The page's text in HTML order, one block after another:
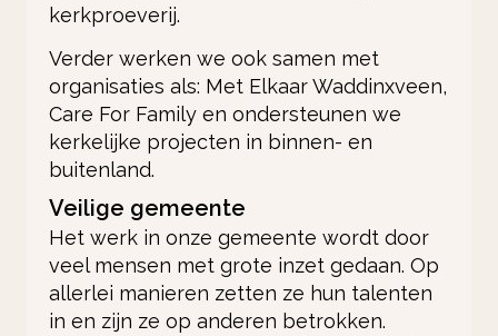
kerkproeverij.
Verder werken we ook samen met
organisaties als: Met Elkaar Waddinxveen,
Care For Family en ondersteunen we
kerkelijke projecten in binnen- en
buitenland.
Veilige gemeente
Het werk in onze gemeente wordt door
veel mensen met grote inzet gedaan. Op
allerlei manieren zetten ze hun talenten
in en zijn ze op anderen betrokken.